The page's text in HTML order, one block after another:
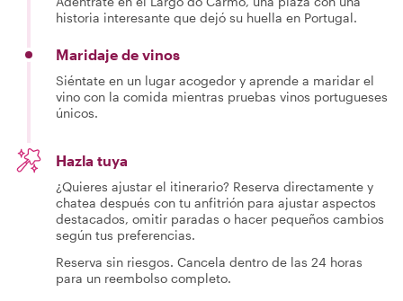
historia interesante que dejó su huella en Portugal.
Maridaje de vinos
Siéntate en un lugar acogedor y aprende a maridar el
vino con la comida mientras pruebas vinos portugueses
únicos.
Hazla tuya
¿Quieres ajustar el itinerario? Reserva directamente y
chatea después con tu anfitrión para ajustar aspectos
destacados, omitir paradas o hacer pequeños cambios
según tus preferencias.
Reserva sin riesgos. Cancela dentro de las 24 horas
para un reembolso completo.